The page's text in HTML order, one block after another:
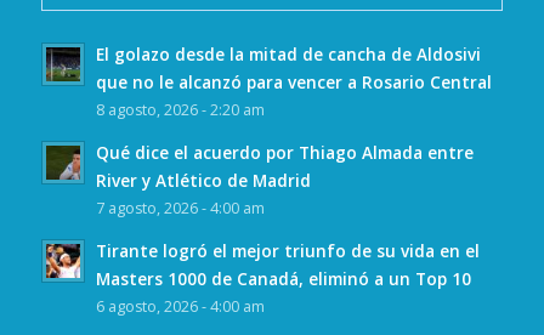
El golazo desde la mitad de cancha de Aldosivi
que no le alcanzó para vencer a Rosario Central
8 agosto, 2026 - 2:20 am
Qué dice el acuerdo por Thiago Almada entre
River y Atlético de Madrid
7 agosto, 2026 - 4:00 am
Tirante logró el mejor triunfo de su vida en el
Masters 1000 de Canadá, eliminó a un Top 10
6 agosto, 2026 - 4:00 am